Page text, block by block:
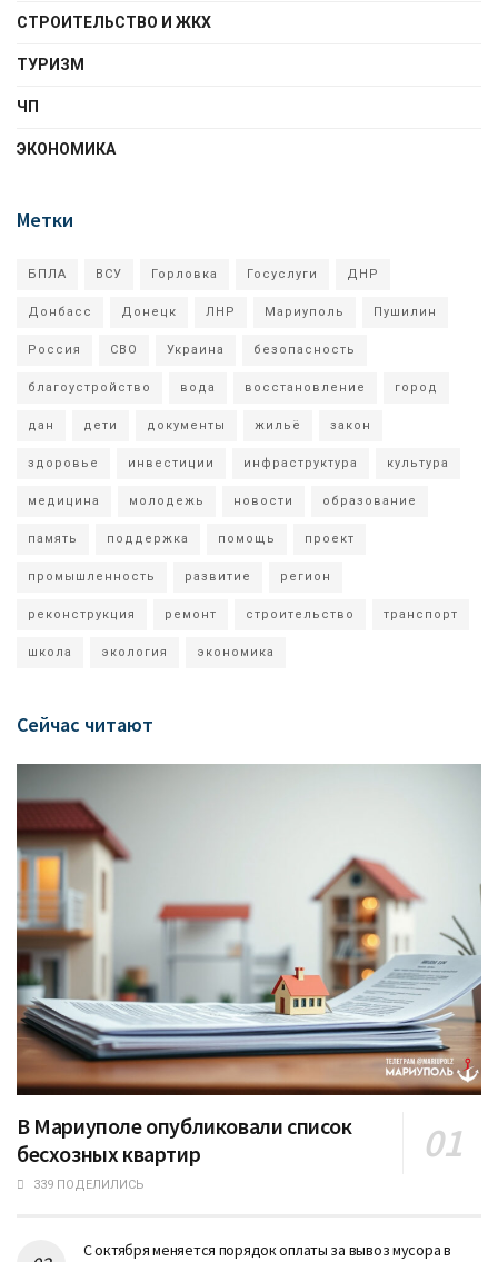
СТРОИТЕЛЬСТВО И ЖКХ
ТУРИЗМ
ЧП
ЭКОНОМИКА
Метки
БПЛА ВСУ Горловка Госуслуги ДНР
Донбасс Донецк ЛНР Мариуполь Пушилин
Россия СВО Украина безопасность
благоустройство вода восстановление город
дан дети документы жильё закон
здоровье инвестиции инфраструктура культура
медицина молодежь новости образование
память поддержка помощь проект
промышленность развитие регион
реконструкция ремонт строительство транспорт
школа экология экономика
Сейчас читают
В Мариуполе опубликовали список
бесхозных квартир
339 ПОДЕЛИЛИСЬ
С октября меняется порядок оплаты за вывоз мусора в